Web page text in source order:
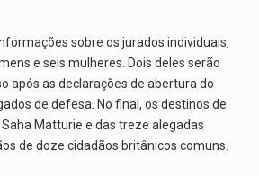
sobre os jurados individuais,
e seis mulheres. Dois deles serão
após as declarações de abertura do
de defesa. No final, os destinos de
Matturie e das treze alegadas
de doze cidadãos britânicos comuns.